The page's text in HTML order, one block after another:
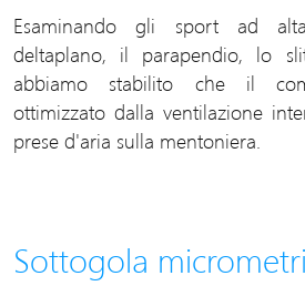
Esaminando gli sport ad
deltaplano, il parapendio, lo
abbiamo stabilito che il
ottimizzato dalla ventilazione
prese d'aria sulla mentoniera.
Sottogola